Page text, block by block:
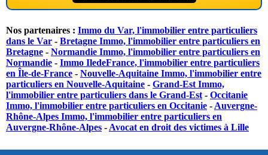
Nos partenaires : Immo du Var, l'immobilier entre particuliers
dans le Var - Bretagne Immo, l'immobilier entre particuliers en
Bretagne - Normandie Immo, l'immobilier entre particuliers en
Normandie - Immo IledeFrance, l'immobilier entre particuliers
en Île-de-France - Nouvelle-Aquitaine Immo, l'immobilier entre
particuliers en Nouvelle-Aquitaine - Grand-Est Immo,
l'immobilier entre particuliers dans le Grand-Est - Occitanie
Immo, l'immobilier entre particuliers en Occitanie - Auvergne-
Rhône-Alpes Immo, l'immobilier entre particuliers en
Auvergne-Rhône-Alpes - Avocat en droit des victimes à Lille